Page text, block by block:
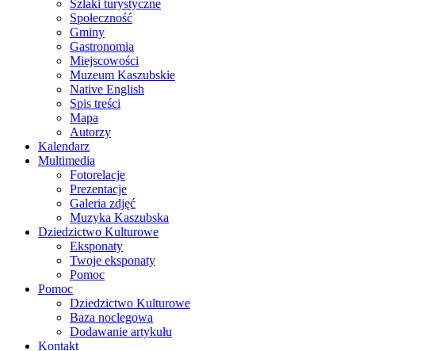
Szlaki turystyczne
Społeczność
Gminy
Gastronomia
Miejscowości
Muzeum Kaszubskie
Native English
Spis treści
Mapa
Autorzy
Kalendarz
Multimedia
Fotorelacje
Prezentacje
Galeria zdjęć
Muzyka Kaszubska
Dziedzictwo Kulturowe
Eksponaty
Twoje eksponaty
Pomoc
Pomoc
Dziedzictwo Kulturowe
Baza noclegowa
Dodawanie artykułu
Kontakt